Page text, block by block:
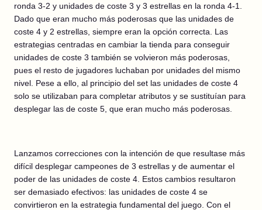
ronda 3-2 y unidades de coste 3 y 3 estrellas en la ronda 4-1.
Dado que eran mucho más poderosas que las unidades de
coste 4 y 2 estrellas, siempre eran la opción correcta. Las
estrategias centradas en cambiar la tienda para conseguir
unidades de coste 3 también se volvieron más poderosas,
pues el resto de jugadores luchaban por unidades del mismo
nivel. Pese a ello, al principio del set las unidades de coste 4
solo se utilizaban para completar atributos y se sustituían para
desplegar las de coste 5, que eran mucho más poderosas.
Lanzamos correcciones con la intención de que resultase más
difícil desplegar campeones de 3 estrellas y de aumentar el
poder de las unidades de coste 4. Estos cambios resultaron
ser demasiado efectivos: las unidades de coste 4 se
convirtieron en la estrategia fundamental del juego. Con el